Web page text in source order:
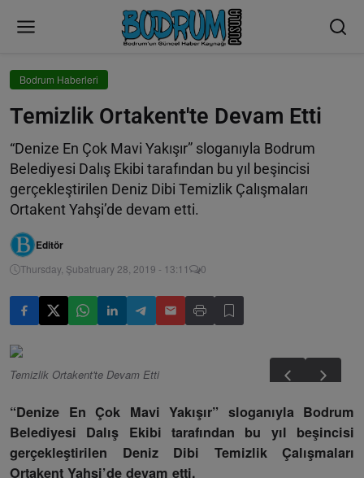
Bodrum Haberleri
Temizlik Ortakent'te Devam Etti
“Denize En Çok Mavi Yakışır” sloganıyla Bodrum
Belediyesi Dalış Ekibi tarafından bu yıl beşincisi
gerçekleştirilen Deniz Dibi Temizlik Çalışmaları
Ortakent Yahşi’de devam etti.
Editör
Thursday, Şubatruary 28, 2019 - 13:11 0
Temizlik Ortakent'te Devam Etti
“Denize En Çok Mavi Yakışır” sloganıyla Bodrum
Belediyesi Dalış Ekibi tarafından bu yıl beşincisi
gerçekleştirilen Deniz Dibi Temizlik Çalışmaları
Ortakent Yahşi’de devam etti.